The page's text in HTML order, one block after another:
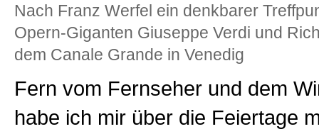
Nach Franz Werfel ein denkbarer
Opern-Giganten Giuseppe Verdi und
dem Canale Grande in Venedig
Fern vom Fernseher und dem
habe ich mir über die Feiertage